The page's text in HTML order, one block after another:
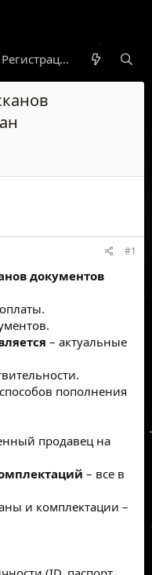
Новости
Регистрация
#1
документов
– актуальные
пополнения
продавец на
– все в
и комплектации –